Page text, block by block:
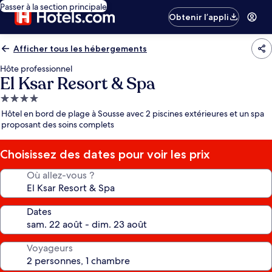
Passer à la section principale
Obtenir l’appli
Afficher tous les hébergements
Hôte professionnel
El Ksar Resort & Spa
Hébergement
4.0 étoiles
Hôtel en bord de plage à Sousse avec 2 piscines extérieures et un spa
proposant des soins complets
Choisissez des dates pour voir les prix
Où allez-vous ?
Dates
Voyageurs